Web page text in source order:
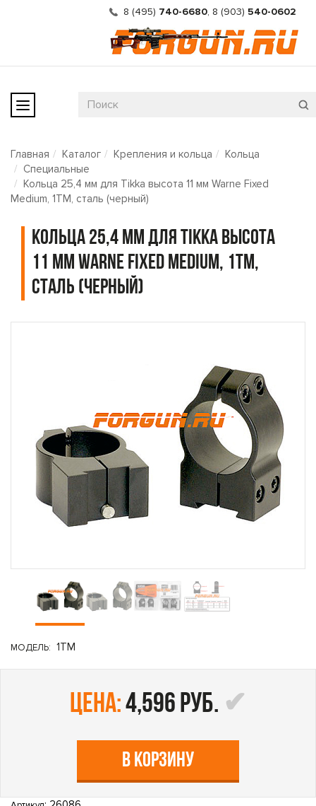
8 (495) 740-6680, 8 (903) 540-0602
Главная Каталог Крепления и кольца
Кольца
Специальные
Кольца 25,4 мм для Tikka высота 11 мм Warne Fixed
Medium, 1TM, сталь (черный)
Кольца 25,4 мм для Tikka высота
11 мм Warne Fixed Medium, 1TM,
сталь (черный)
МОДЕЛЬ: 1TM
цена:4,596 руб.
В КОРЗИНУ